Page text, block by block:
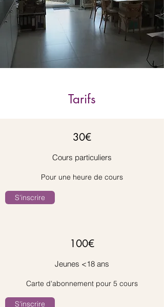
Tarifs
30€
Cours particuliers
Pour une heure de cours
S'inscrire
100€
Jeunes <18 ans
Carte d'abonnement pour 5 cours
S'inscrire